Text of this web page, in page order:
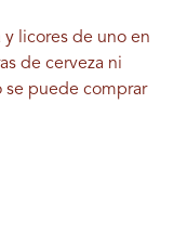
y licores de uno en
de cerveza ni
se puede comprar